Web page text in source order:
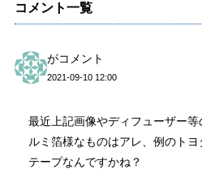
コメント一覧
がコメント
2021-09-10 12:00
最近上記画像やディフューザー
ルミ箔様なものはアレ、例のト
テープなんですかね？